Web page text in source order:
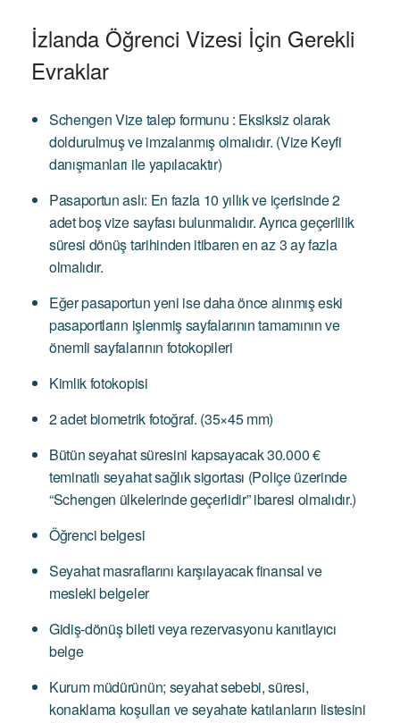
İzlanda Öğrenci Vizesi İçin Gerekli
Evraklar
Schengen Vize talep formunu : Eksiksiz olarak
doldurulmuş ve imzalanmış olmalıdır. (Vize Keyfi
danışmanları ile yapılacaktır)
Pasaportun aslı: En fazla 10 yıllık ve içerisinde 2
adet boş vize sayfası bulunmalıdır. Ayrıca geçerlilik
süresi dönüş tarihinden itibaren en az 3 ay fazla
olmalıdır.
Eğer pasaportun yeni ise daha önce alınmış eski
pasaportların işlenmiş sayfalarının tamamının ve
önemli sayfalarının fotokopileri
Kimlik fotokopisi
2 adet biometrik fotoğraf. (35×45 mm)
Bütün seyahat süresini kapsayacak 30.000 €
teminatlı seyahat sağlık sigortası (Poliçe üzerinde
“Schengen ülkelerinde geçerlidir” ibaresi olmalıdır.)
Öğrenci belgesi
Seyahat masraflarını karşılayacak finansal ve
mesleki belgeler
Gidiş-dönüş bileti veya rezervasyonu kanıtlayıcı
belge
Kurum müdürünün; seyahat sebebi, süresi,
konaklama koşulları ve seyahate katılanların listesini